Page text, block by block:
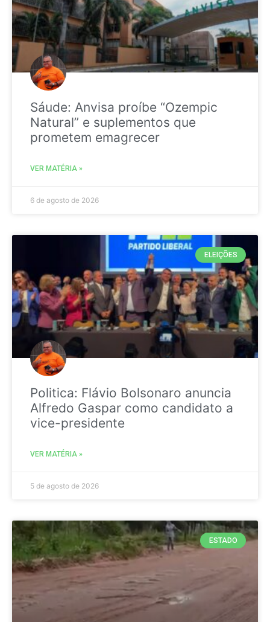
Sáude: Anvisa proíbe “Ozempic
Natural” e suplementos que
prometem emagrecer
VER MATÉRIA »
6 de agosto de 2026
ELEIÇÕES
Politica: Flávio Bolsonaro anuncia
Alfredo Gaspar como candidato a
vice-presidente
VER MATÉRIA »
5 de agosto de 2026
ESTADO